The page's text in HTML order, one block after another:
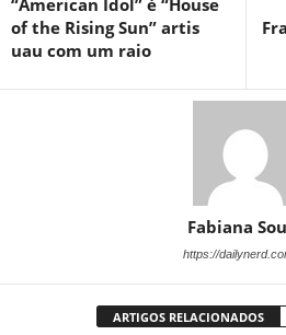
“American Idol” é “House
of the Rising Sun” artis
uau com um raio
Fabiana
https://
ARTIGOS RELACIONADOS